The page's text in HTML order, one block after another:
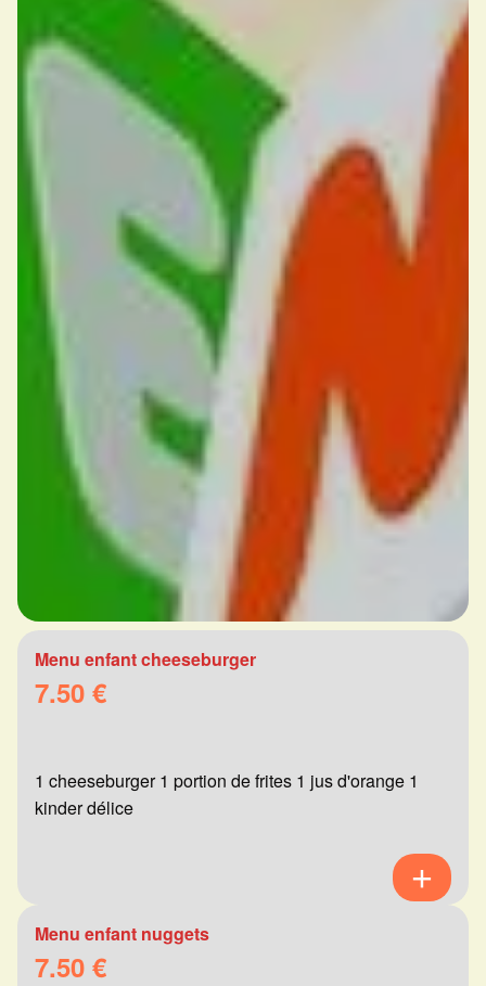
Menu enfant cheeseburger
7.50 €
1 cheeseburger 1 portion de frites 1 jus d'orange 1
kinder délice
Menu enfant nuggets
7.50 €